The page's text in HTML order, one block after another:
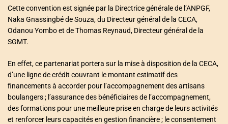
Cette convention est signée par la Directrice générale de l’ANPGF,
Naka Gnassingbé de Souza, du Directeur général de la CECA,
Odanou Yombo et de Thomas Reynaud, Directeur général de la
SGMT.
En effet, ce partenariat portera sur la mise à disposition de la CECA,
d’une ligne de crédit couvrant le montant estimatif des
financements à accorder pour l’accompagnement des artisans
boulangers ; l’assurance des bénéficiaires de l’accompagnement,
des formations pour une meilleure prise en charge de leurs activités
et renforcer leurs capacités en gestion financière ; le consentement